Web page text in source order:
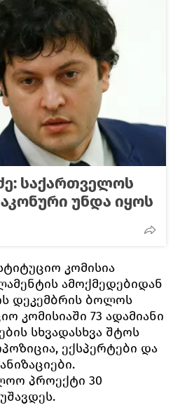
საქართველოს
უნდა იყოს
კომისია
ამოქმედებიდან
დეკემბრის ბოლოს
კომისიაში 73 ადამიანი
სხვადასხვა შტოს
ექსპერტები და
პროექტი 30